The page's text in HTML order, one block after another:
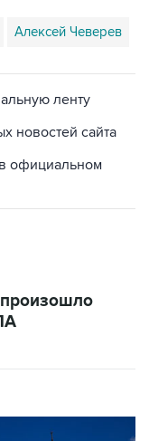
Алексей Чеверев
ленту
новостей сайта
официальном